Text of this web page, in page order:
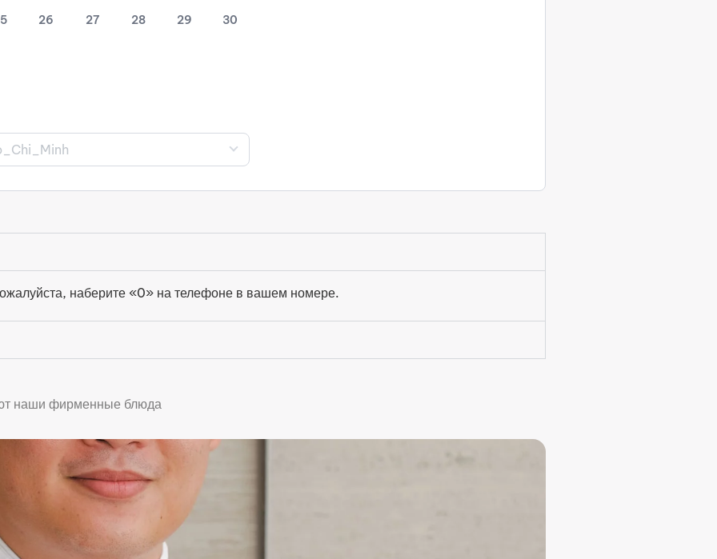
26 27 28 29 30
наберите «0» на телефоне в вашем номере.
наши фирменные блюда